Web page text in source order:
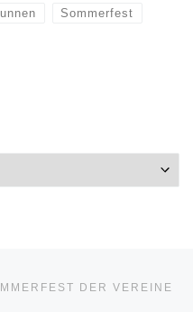
Sommerfest
DER VEREINE